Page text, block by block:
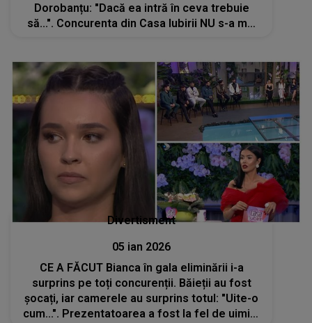
Dorobanțu: "Dacă ea intră în ceva trebuie
să...". Concurenta din Casa Iubirii NU s-a mai
Divertisment
05 ian 2026
CE A FĂCUT Bianca în gala eliminării i-a
surprins pe toți concurenții. Băieții au fost
șocați, iar camerele au surprins totul: "Uite-o
cum...". Prezentatoarea a fost la fel de uimită